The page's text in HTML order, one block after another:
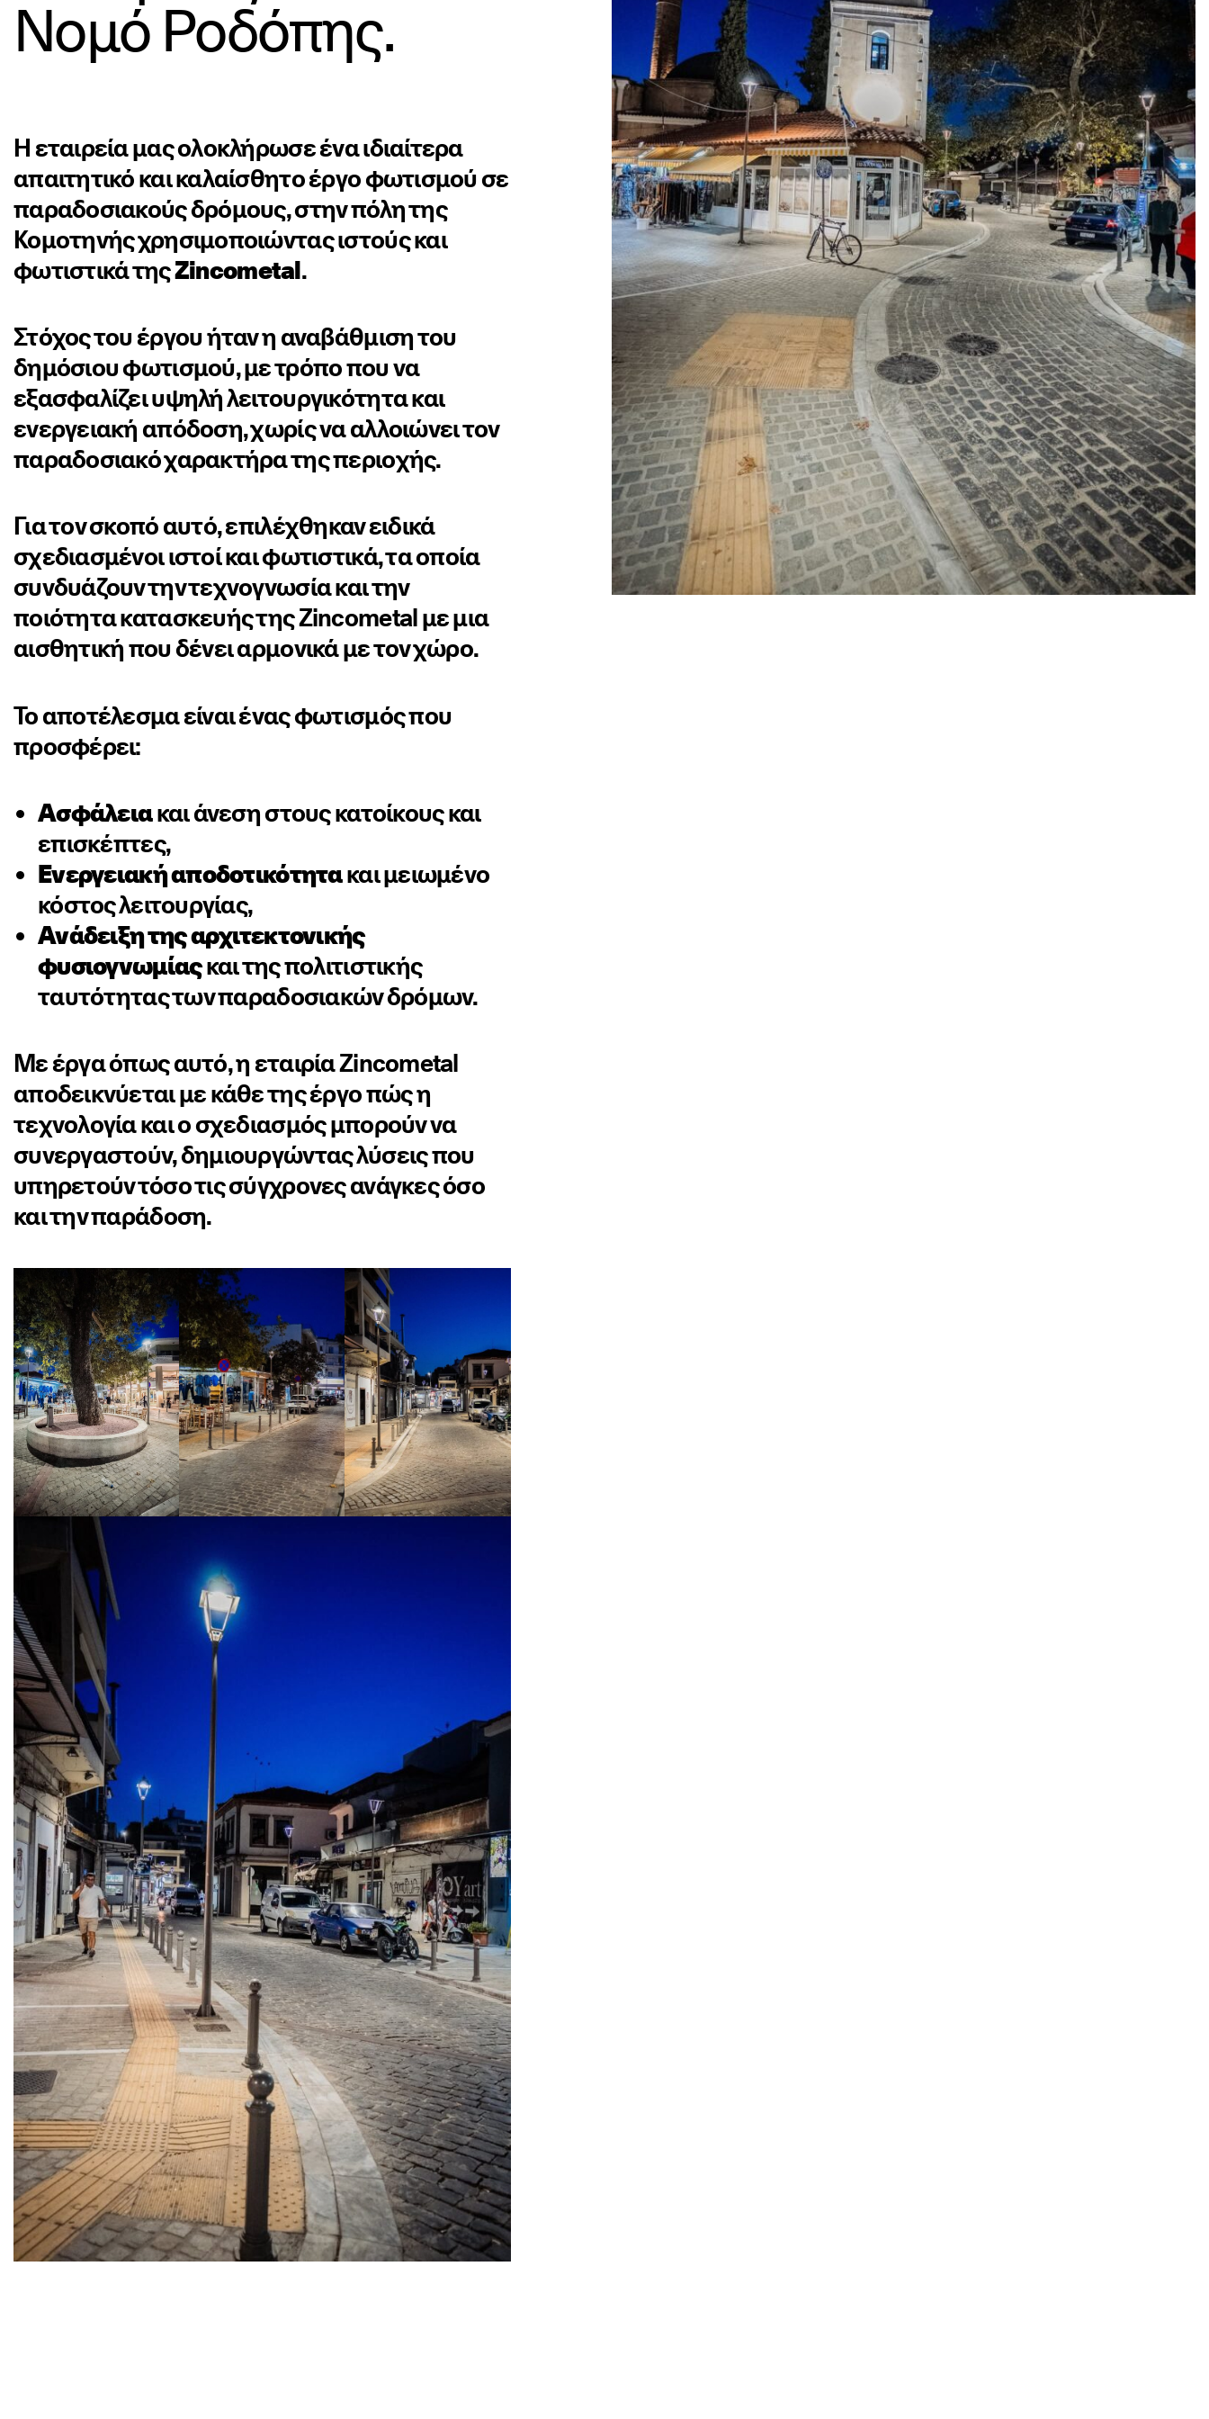
Νομό Ροδόπης.
Η εταιρεία μας ολοκλήρωσε ένα ιδιαίτερα
απαιτητικό και καλαίσθητο έργο φωτισμού σε
παραδοσιακούς δρόμους, στην πόλη της
Κομοτηνής χρησιμοποιώντας ιστούς και
φωτιστικά τηςZincometal.
Στόχος του έργου ήταν η αναβάθμιση του
δημόσιου φωτισμού, με τρόπο που να
εξασφαλίζει υψηλή λειτουργικότητα και
ενεργειακή απόδοση, χωρίς να αλλοιώνει τον
παραδοσιακό χαρακτήρα της περιοχής.
Για τον σκοπό αυτό, επιλέχθηκαν ειδικά
σχεδιασμένοι ιστοί και φωτιστικά, τα οποία
συνδυάζουν την τεχνογνωσία και την
ποιότητα κατασκευής της Zincometal με μια
αισθητική που δένει αρμονικά με τον χώρο.
Το αποτέλεσμα είναι ένας φωτισμός που
προσφέρει:
Ασφάλειακαι άνεση στους κατοίκους και
επισκέπτες,
Ενεργειακή αποδοτικότητακαι μειωμένο
κόστος λειτουργίας,
Ανάδειξη της αρχιτεκτονικής
φυσιογνωμίαςκαι της πολιτιστικής
ταυτότητας των παραδοσιακών δρόμων.
Με έργα όπως αυτό, η εταιρία Zincometal
αποδεικνύεται με κάθε της έργο πώς η
τεχνολογία και ο σχεδιασμός μπορούν να
συνεργαστούν, δημιουργώντας λύσεις που
υπηρετούν τόσο τις σύγχρονες ανάγκες όσο
και την παράδοση.